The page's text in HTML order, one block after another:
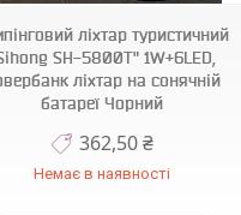
ліхтар туристичний
SH-5800T" 1W+6LED,
ліхтар на сонячній
батареї Чорний
362,50 ₴
Немає в наявності